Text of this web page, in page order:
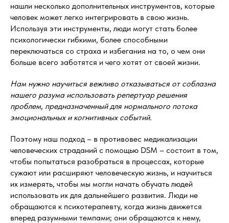
нашли несколько дополнительных инструментов, которые
человек может легко интегрировать в свою жизнь.
Используя эти инструменты, люди могут стать более
психологически гибкими, более способными
переключаться со страха и избегания на то, о чем они
больше всего заботятся и чего хотят от своей жизни.
Нам нужно научиться вежливо отказываться от соблазна
нашего разума использовать репертуар решения
проблем, предназначенный для нормального потока
эмоциональных и когнитивных событий.
Поэтому наш подход – в противовес медикализации
человеческих страданий с помощью DSM – состоит в том,
чтобы попытаться разобраться в процессах, которые
сужают или расширяют человеческую жизнь, и научиться
их измерять, чтобы мы могли начать обучать людей
использовать их для дальнейшего развития. Люди не
обращаются к психотерапевту, когда жизнь движется
вперед разумными темпами; они обращаются к нему,